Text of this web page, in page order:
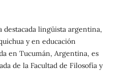
lingüista argentina,
y en educación
en Tucumán, Argentina, es
de la Facultad de Filosofía y